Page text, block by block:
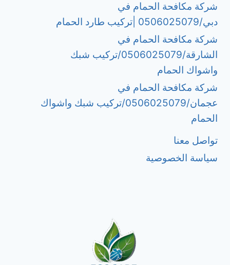
شركة مكافحة الحمام في
دبي/0506025079 |تركيب طارد الحمام
شركة مكافحة الحمام في
الشارقة/0506025079/تركيب شبك
واشواك الحمام
شركة مكافحة الحمام في
عجمان/0506025079/تركيب شبك واشواك
الحمام
تواصل معنا
سياسة الخصوصية